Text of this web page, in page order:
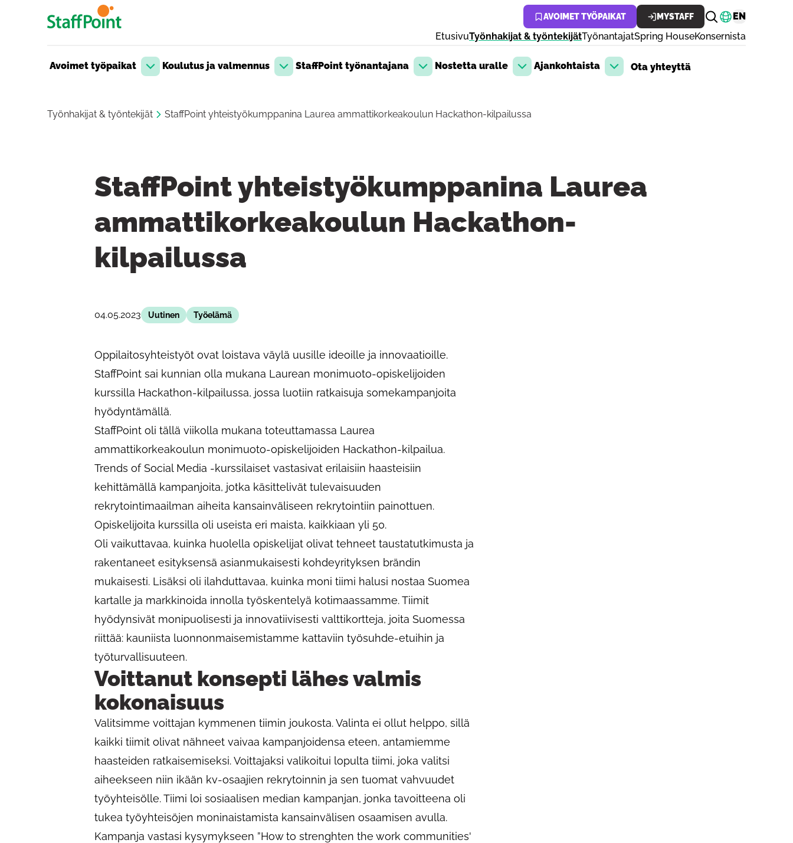
Hyppää pääsisältöön AVOIMET TYÖPAIKAT MYSTAFF Vaihda
EN
EtusivuTyönhakijat & työntekijätTyönantajatSpring HouseKonsernista
Avoimet työpaikat
Avaa pudotusvalikko
Koulutus ja valmennus
Avaa pudotusvalikko
StaffPoint työnantajana
Avaa pudotusvalikko
Nostetta uralle
Avaa pudotusvalikko
Ajankohtaista
Avaa pudotusvalikko
Ota yhteyttä
Työnhakijat & työntekijät StaffPoint yhteistyökumppanina Laurea ammattikorkeakoulun Hackathon-kilpailussa
StaffPoint yhteistyökumppanina Laurea
ammattikorkeakoulun Hackathon-
kilpailussa
04.05.2023 Uutinen Työelämä
Oppilaitosyhteistyöt ovat loistava väylä uusille ideoille ja innovaatioille.
StaffPoint sai kunnian olla mukana Laurean monimuoto-opiskelijoiden
kurssilla Hackathon-kilpailussa, jossa luotiin ratkaisuja somekampanjoita
hyödyntämällä.
StaffPoint oli tällä viikolla mukana toteuttamassa Laurea
ammattikorkeakoulun monimuoto-opiskelijoiden Hackathon-kilpailua.
Trends of Social Media -kurssilaiset vastasivat erilaisiin haasteisiin
kehittämällä kampanjoita, jotka käsittelivät tulevaisuuden
rekrytointimaailman aiheita kansainväliseen rekrytointiin painottuen.
Opiskelijoita kurssilla oli useista eri maista, kaikkiaan yli 50.
Oli vaikuttavaa, kuinka huolella opiskelijat olivat tehneet taustatutkimusta ja
rakentaneet esityksensä asianmukaisesti kohdeyrityksen brändin
mukaisesti. Lisäksi oli ilahduttavaa, kuinka moni tiimi halusi nostaa Suomea
kartalle ja markkinoida innolla työskentelyä kotimaassamme. Tiimit
hyödynsivät monipuolisesti ja innovatiivisesti valttikortteja, joita Suomessa
riittää: kauniista luonnonmaisemistamme kattaviin työsuhde-etuihin ja
työturvallisuuteen.
Voittanut konsepti lähes valmis
kokonaisuus
Valitsimme voittajan kymmenen tiimin joukosta. Valinta ei ollut helppo, sillä
kaikki tiimit olivat nähneet vaivaa kampanjoidensa eteen, antamiemme
haasteiden ratkaisemiseksi. Voittajaksi valikoitui lopulta tiimi, joka valitsi
aiheekseen niin ikään kv-osaajien rekrytoinnin ja sen tuomat vahvuudet
työyhteisölle. Tiimi loi sosiaalisen median kampanjan, jonka tavoitteena oli
tukea työyhteisöjen moninaistamista kansainvälisen osaamisen avulla.
Kampanja vastasi kysymykseen ”How to strenghten the work communities'